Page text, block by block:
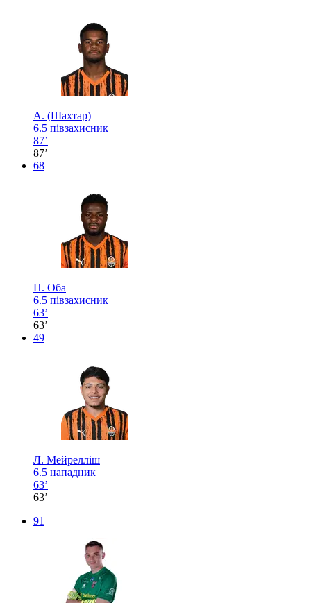
А. (Шахтар)
6.5 півзахисник
87’
87’
68
П. Оба
6.5 півзахисник
63’
63’
49
Л. Мейрелліш
6.5 нападник
63’
63’
91